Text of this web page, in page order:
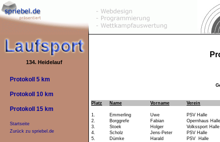
134. Heidelauf
Protokoll 5 km
Protokoll 10 km
Protokoll 15 km
Startseite
Zurück zu spriebel.de
Platz Name Vorname Verein
1. Emmerling Uwe
PSV Halle
2.
Borggrefe Fabian
Opernhaus Halle
3.
Stoek Holger
Volkssport Halle
4.
Scholz Jens-Peter
PSV Halle
5.
Dümke Harald
PSV Halle